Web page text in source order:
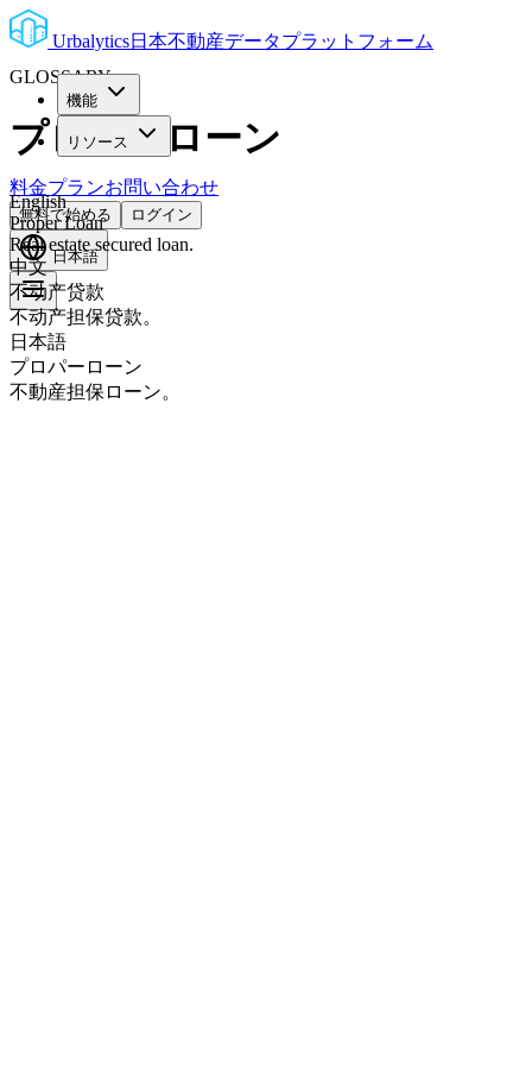
Urbalytics日本不動産データプラットフォーム
機能
リソース
料金プランお問い合わせ
無料で始める ログイン
日本語
GLOSSARY
プロパーローン
English
Proper Loan
Real estate secured loan.
中文
不动产贷款
不动产担保贷款。
日本語
プロパーローン
不動産担保ローン。